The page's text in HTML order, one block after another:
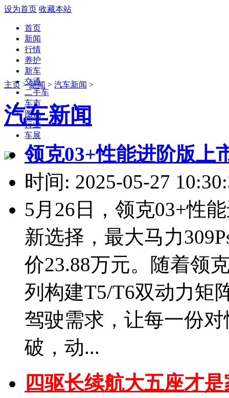
设为首页 收藏本站
首页
新闻
行情
养护
新车
交通
二手车
车市
图说
行业
车展
主页 >新闻 > 汽车新闻 >
汽车新闻
领克03+性能进阶版上
时间: 2025-05-27
5月26日，领克03+性
新选择，最大马力
价23.88万元。随着领
列构建T5/T6双动力矩
驾驶需求，让每一份
破，动...
四驱长续航大五座才